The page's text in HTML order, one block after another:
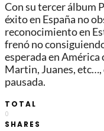
Con su tercer álbum
éxito en España no
reconocimiento en
frenó no
esperada en
Martin, Juanes, etc…,
pausada.
TOTAL
0
SHARES